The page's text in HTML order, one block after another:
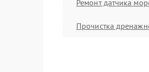
Ремонт датчика
Прочистка